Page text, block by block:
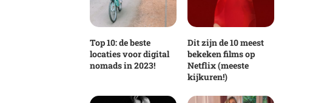
Top 10: de beste
locaties voor digital
nomads in 2023!
Dit zijn de 10 meest
bekeken films op
Netflix (meeste
kijkuren!)